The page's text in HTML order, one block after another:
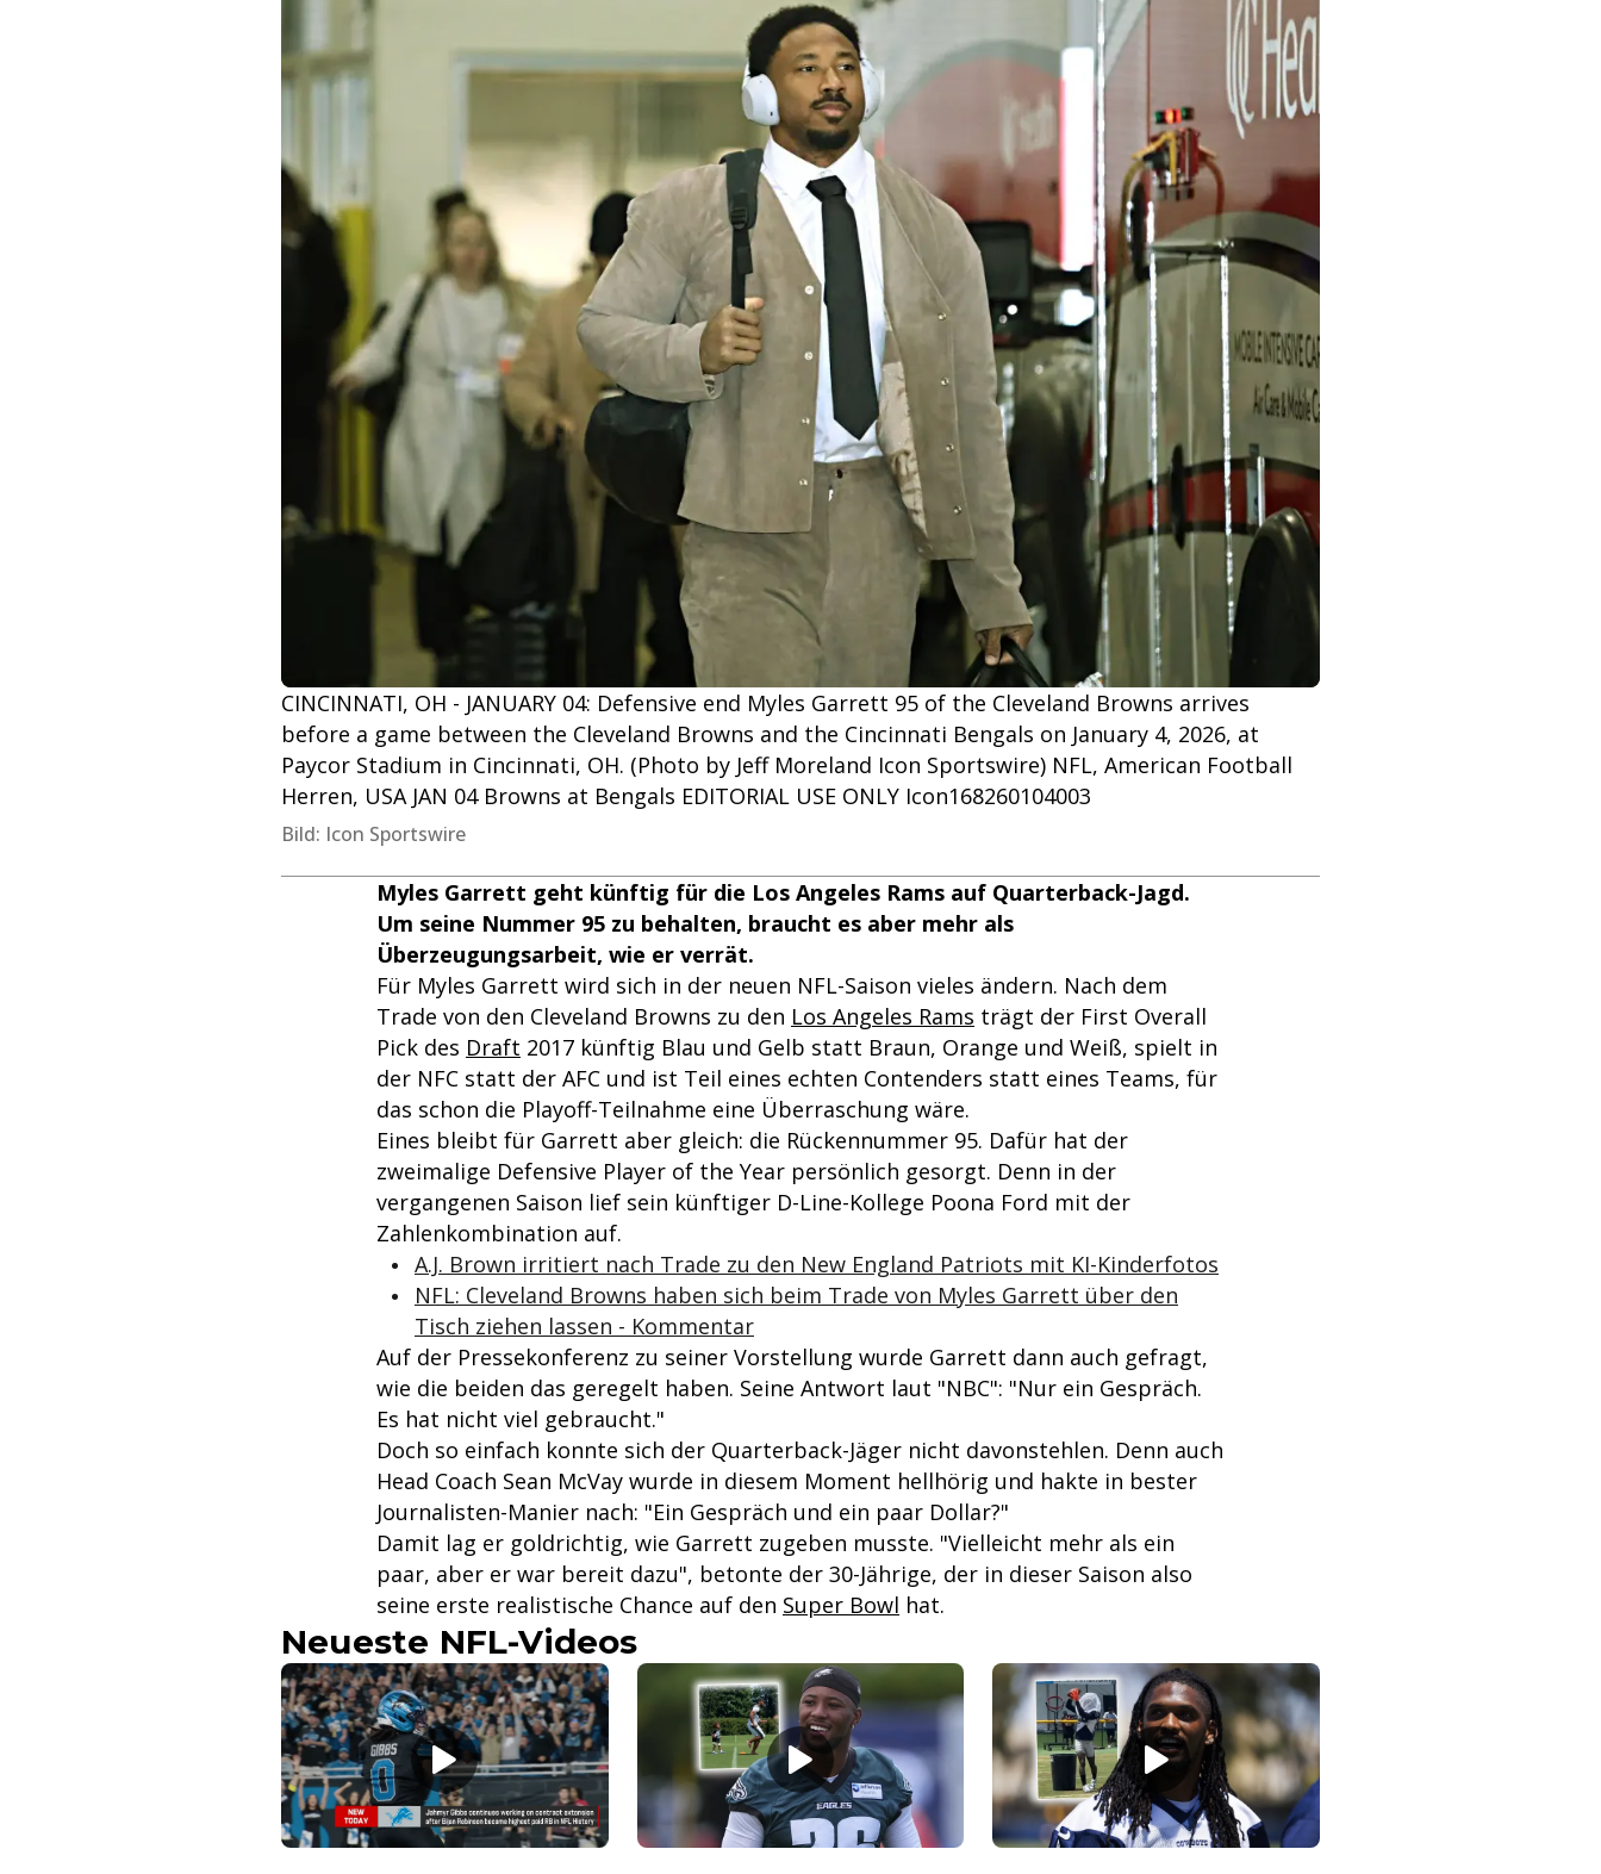
CINCINNATI, OH - JANUARY 04: Defensive end Myles Garrett 95 of the Cleveland Browns arrives
before a game between the Cleveland Browns and the Cincinnati Bengals on January 4, 2026, at
Paycor Stadium in Cincinnati, OH. (Photo by Jeff Moreland Icon Sportswire) NFL, American Football
Herren, USA JAN 04 Browns at Bengals EDITORIAL USE ONLY Icon168260104003
Bild: Icon Sportswire
Myles Garrett geht künftig für die Los Angeles Rams auf Quarterback-Jagd.
Um seine Nummer 95 zu behalten, braucht es aber mehr als
Überzeugungsarbeit, wie er verrät.
Für Myles Garrett wird sich in der neuen NFL-Saison vieles ändern. Nach dem
Trade von den Cleveland Browns zu den Los Angeles Rams trägt der First Overall
Pick des Draft 2017 künftig Blau und Gelb statt Braun, Orange und Weiß, spielt in
der NFC statt der AFC und ist Teil eines echten Contenders statt eines Teams, für
das schon die Playoff-Teilnahme eine Überraschung wäre.
Eines bleibt für Garrett aber gleich: die Rückennummer 95. Dafür hat der
zweimalige Defensive Player of the Year persönlich gesorgt. Denn in der
vergangenen Saison lief sein künftiger D-Line-Kollege Poona Ford mit der
Zahlenkombination auf.
A.J. Brown irritiert nach Trade zu den New England Patriots mit KI-Kinderfotos
NFL: Cleveland Browns haben sich beim Trade von Myles Garrett über den
Tisch ziehen lassen - Kommentar
Auf der Pressekonferenz zu seiner Vorstellung wurde Garrett dann auch gefragt,
wie die beiden das geregelt haben. Seine Antwort laut "NBC": "Nur ein Gespräch.
Es hat nicht viel gebraucht."
Doch so einfach konnte sich der Quarterback-Jäger nicht davonstehlen. Denn auch
Head Coach Sean McVay wurde in diesem Moment hellhörig und hakte in bester
Journalisten-Manier nach: "Ein Gespräch und ein paar Dollar?"
Damit lag er goldrichtig, wie Garrett zugeben musste. "Vielleicht mehr als ein
paar, aber er war bereit dazu", betonte der 30-Jährige, der in dieser Saison also
seine erste realistische Chance auf den Super Bowl hat.
Neueste NFL-Videos